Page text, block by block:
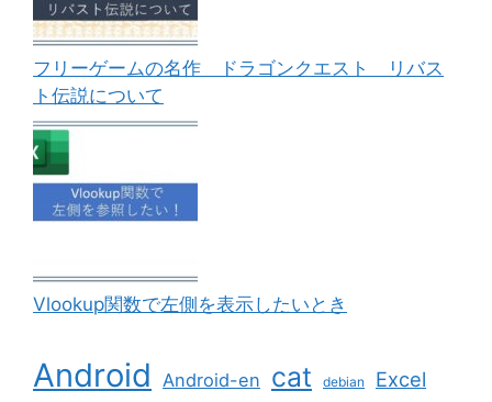
フリーゲームの名作 ドラゴンクエスト リバス
ト伝説について
Vlookup関数で左側を表示したいとき
Android Android-en cat debian Excel